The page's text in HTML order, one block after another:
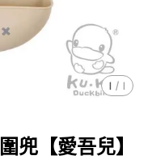
1 / 1
兜【愛吾兒】